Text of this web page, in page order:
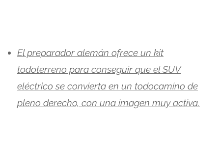
El preparador alemán ofrece un kit
todoterreno para conseguir que el SUV
eléctrico se convierta en un todocamino de
pleno derecho, con una imagen muy activa.